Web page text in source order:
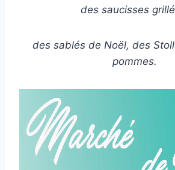
des saucisses
des sablés de Noël, des
pommes.